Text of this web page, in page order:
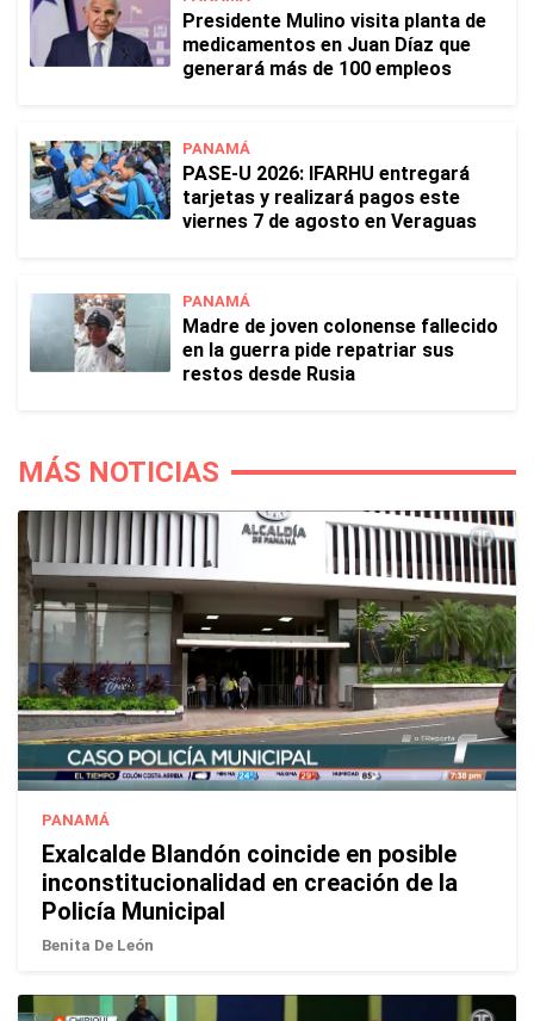
Presidente Mulino visita planta de
medicamentos en Juan Díaz que
generará más de 100 empleos
PANAMÁ
PASE-U 2026: IFARHU entregará
tarjetas y realizará pagos este
viernes 7 de agosto en Veraguas
PANAMÁ
Madre de joven colonense fallecido
en la guerra pide repatriar sus
restos desde Rusia
MÁS NOTICIAS
PANAMÁ
Exalcalde Blandón coincide en posible
inconstitucionalidad en creación de la
Policía Municipal
Benita De León